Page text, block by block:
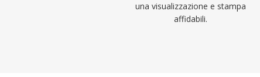
una visualizzazione e stampa
affidabili.